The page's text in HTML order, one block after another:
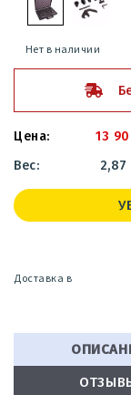
13
2,87
Нет в наличии
Доставка в